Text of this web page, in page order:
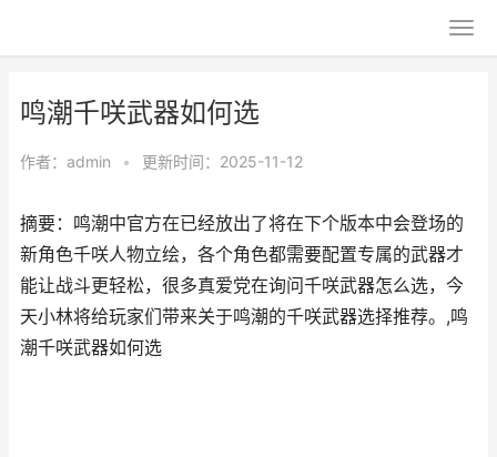
鸣潮千咲武器如何选
作者： admin • 更新时间：2025-11-12
摘要：鸣潮中官方在已经放出了将在下个版本中会登场的
新角色千咲人物立绘，各个角色都需要配置专属的武器才
能让战斗更轻松，很多真爱党在询问千咲武器怎么选，今
天小林将给玩家们带来关于鸣潮的千咲武器选择推荐。,鸣
潮千咲武器如何选